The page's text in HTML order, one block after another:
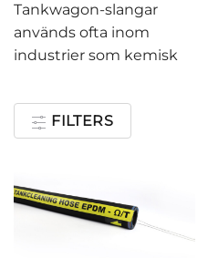
Tankwagon-slangar
används ofta inom
industrier som kemisk
FILTERS